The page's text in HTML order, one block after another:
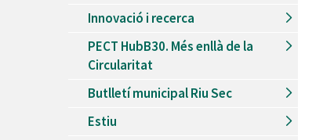
Decorem! Conte 'La truita de nabius'
Innovació i recerca
PECT HubB30. Més enllà de la
Circularitat
Butlletí municipal Riu Sec
Estiu